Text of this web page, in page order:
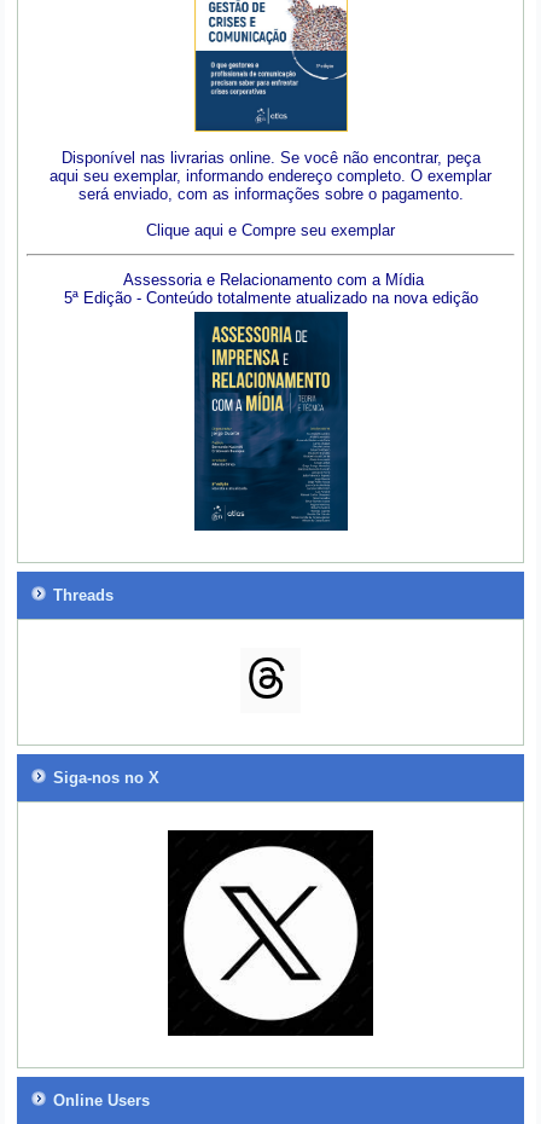
Disponível nas livrarias online. Se você não encontrar, peça
aqui seu exemplar, informando endereço completo. O exemplar
será enviado, com as informações sobre o pagamento.
Clique aqui e Compre seu exemplar
Assessoria e Relacionamento com a Mídia
5ª Edição - Conteúdo totalmente atualizado na nova edição
Threads
Siga-nos no X
Online Users